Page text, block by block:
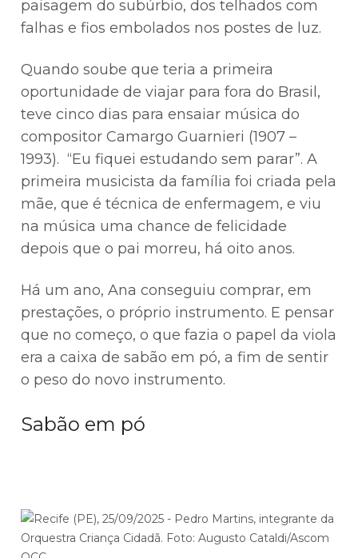
paisagem do subúrbio, dos telhados com
falhas e fios embolados nos postes de luz.
Quando soube que teria a primeira
oportunidade de viajar para fora do Brasil,
teve cinco dias para ensaiar música do
compositor Camargo Guarnieri (1907 –
1993). “Eu fiquei estudando sem parar”. A
primeira musicista da família foi criada pela
mãe, que é técnica de enfermagem, e viu
na música uma chance de felicidade
depois que o pai morreu, há oito anos.
Há um ano, Ana conseguiu comprar, em
prestações, o próprio instrumento. E pensar
que no começo, o que fazia o papel da viola
era a caixa de sabão em pó, a fim de sentir
o peso do novo instrumento.
Sabão em pó